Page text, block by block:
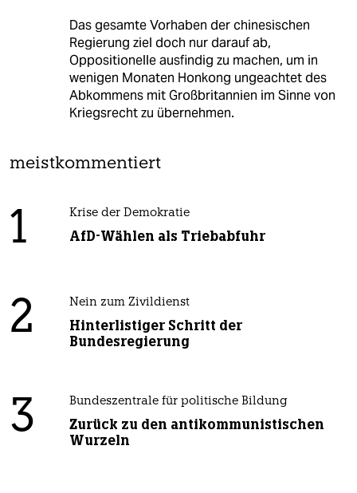
Das gesamte Vorhaben der chinesischen
Regierung ziel doch nur darauf ab,
Oppositionelle ausfindig zu machen, um in
wenigen Monaten Honkong ungeachtet des
Abkommens mit Großbritannien im Sinne von
Kriegsrecht zu übernehmen.
meistkommentiert
1 Krise der Demokratie
AfD-Wählen als Triebabfuhr
2 Nein zum Zivildienst
Hinterlistiger Schritt der
Bundesregierung
3 Bundeszentrale für politische Bildung
Zurück zu den antikommunistischen
Wurzeln